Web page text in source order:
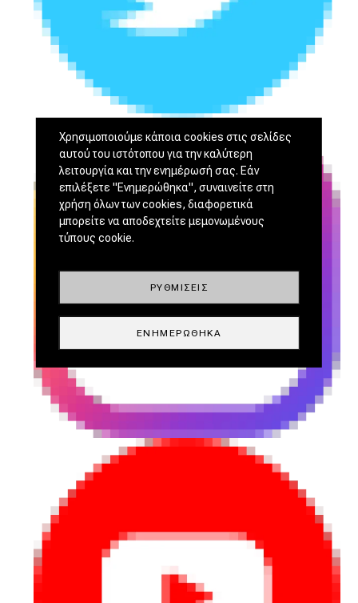
Χρησιμοποιούμε κάποια cookies στις σελίδες
αυτού του ιστότοπου για την καλύτερη
λειτουργία και την ενημέρωσή σας. Εάν
επιλέξετε "Ενημερώθηκα", συναινείτε στη
χρήση όλων των cookies, διαφορετικά
μπορείτε να αποδεχτείτε μεμονωμένους
τύπους cookie.
ΡΥΘΜΊΣΕΙΣ
ΕΝΗΜΕΡΏΘΗΚΑ